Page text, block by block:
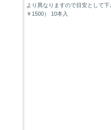
より異なりますので目安として
￥1500） 10本入